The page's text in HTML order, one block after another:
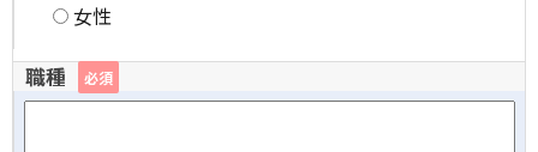
女性
職種 必須